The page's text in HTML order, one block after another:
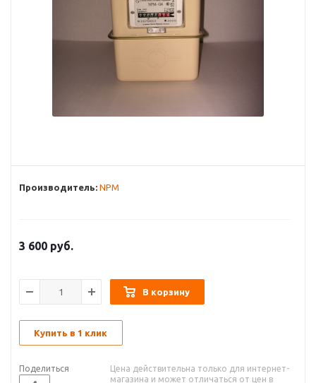
Производитель: NPM
3 600 руб.
В корзину
Купить в 1 клик
Поделиться
Цена действительна только для интернет-
магазина и может отличаться от цен в